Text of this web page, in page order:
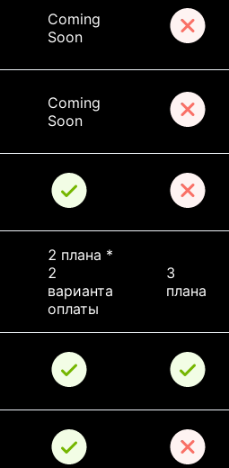
Coming
Soon
Coming
Soon
2 плана *
2
варианта
оплаты
3
плана